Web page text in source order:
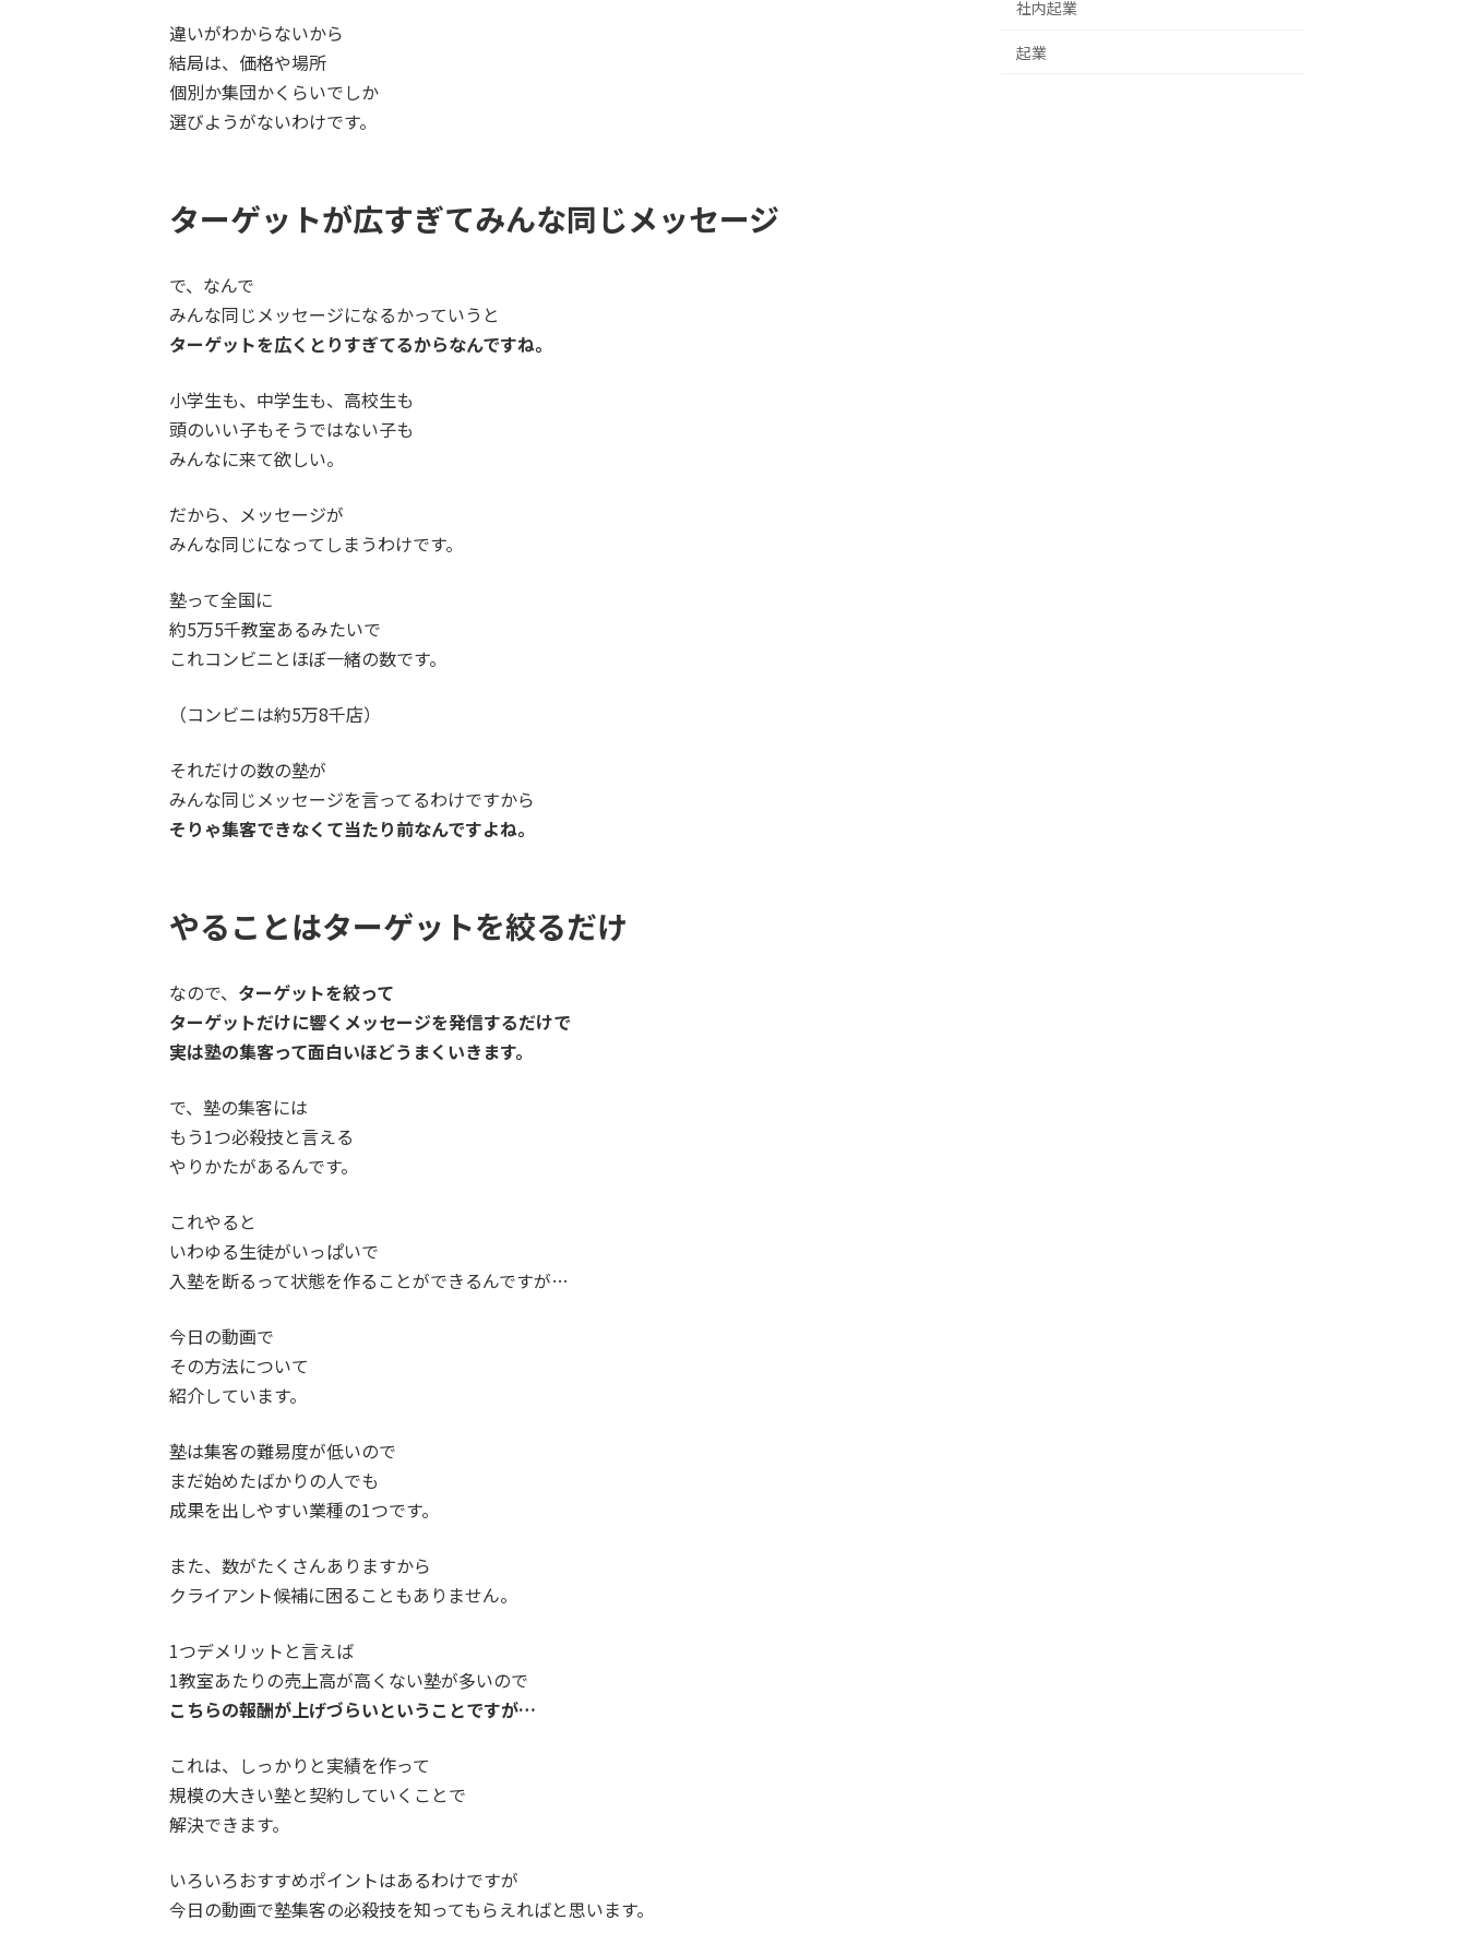
違いがわからないから
結局は、価格や場所
個別か集団かくらいでしか
選びようがないわけです。
ターゲットが広すぎてみんな同じメッセージ
で、なんで
みんな同じメッセージになるかっていうと
ターゲットを広くとりすぎてるからなんですね。
小学生も、中学生も、高校生も
頭のいい子もそうではない子も
みんなに来て欲しい。
だから、メッセージが
みんな同じになってしまうわけです。
塾って全国に
約5万5千教室あるみたいで
これコンビニとほぼ一緒の数です。
（コンビニは約5万8千店）
それだけの数の塾が
みんな同じメッセージを言ってるわけですから
そりゃ集客できなくて当たり前なんですよね。
やることはターゲットを絞るだけ
なので、 ターゲットを絞って
ターゲットだけに響くメッセージを発信するだけで
実は塾の集客って面白いほどうまくいきます。
で、塾の集客には
もう1つ必殺技と言える
やりかたがあるんです。
これやると
いわゆる生徒がいっぱいで
入塾を断るって状態を作ることができるんですが…
今日の動画で
その方法について
紹介しています。
塾は集客の難易度が低いので
まだ始めたばかりの人でも
成果を出しやすい業種の1つです。
また、数がたくさんありますから
クライアント候補に困ることもありません。
1つデメリットと言えば
1教室あたりの売上高が高くない塾が多いので
こちらの報酬が上げづらいということですが…
これは、しっかりと実績を作って
規模の大きい塾と契約していくことで
解決できます。
いろいろおすすめポイントはあるわけですが
今日の動画で塾集客の必殺技を知ってもらえればと思います。
社内起業
起業